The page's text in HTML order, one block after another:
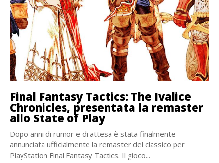
Final Fantasy Tactics: The Ivalice
Chronicles, presentata la remaster
allo State of Play
Dopo anni di rumor e di attesa è stata finalmente
annunciata ufficialmente la remaster del classico per
PlayStation Final Fantasy Tactics. Il gioco...